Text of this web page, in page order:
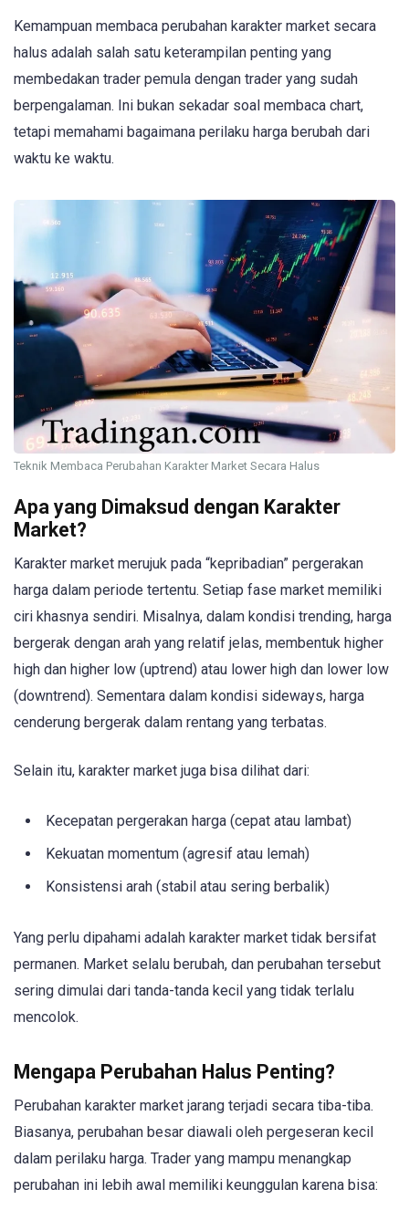
Kemampuan membaca perubahan karakter market secara
halus adalah salah satu keterampilan penting yang
membedakan trader pemula dengan trader yang sudah
berpengalaman. Ini bukan sekadar soal membaca chart,
tetapi memahami bagaimana perilaku harga berubah dari
waktu ke waktu.
Teknik Membaca Perubahan Karakter Market Secara Halus
Apa yang Dimaksud dengan Karakter
Market?
Karakter market merujuk pada “kepribadian” pergerakan
harga dalam periode tertentu. Setiap fase market memiliki
ciri khasnya sendiri. Misalnya, dalam kondisi trending, harga
bergerak dengan arah yang relatif jelas, membentuk higher
high dan higher low (uptrend) atau lower high dan lower low
(downtrend). Sementara dalam kondisi sideways, harga
cenderung bergerak dalam rentang yang terbatas.
Selain itu, karakter market juga bisa dilihat dari:
Kecepatan pergerakan harga (cepat atau lambat)
Kekuatan momentum (agresif atau lemah)
Konsistensi arah (stabil atau sering berbalik)
Yang perlu dipahami adalah karakter market tidak bersifat
permanen. Market selalu berubah, dan perubahan tersebut
sering dimulai dari tanda-tanda kecil yang tidak terlalu
mencolok.
Mengapa Perubahan Halus Penting?
Perubahan karakter market jarang terjadi secara tiba-tiba.
Biasanya, perubahan besar diawali oleh pergeseran kecil
dalam perilaku harga. Trader yang mampu menangkap
perubahan ini lebih awal memiliki keunggulan karena bisa: